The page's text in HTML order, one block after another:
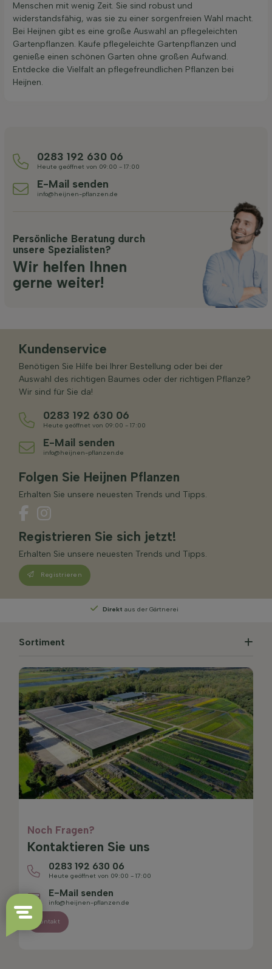
Menschen mit wenig Zeit. Sie sind robust und
widerstandsfähig, was sie zu einer sorgenfreien Wahl macht.
Bei Heijnen gibt es eine große Auswahl an pflegeleichten
Gartenpflanzen. Kaufe pflegeleichte Gartenpflanzen und
genieße einen schönen Garten ohne großen Aufwand.
Entdecke die Vielfalt an pflegefreundlichen Pflanzen bei
Heijnen.
0283 192 630 06
Heute geöffnet von 09:00 - 17:00
E-Mail senden
info@heijnen-pflanzen.de
Persönliche Beratung durch
unsere Spezialisten?
Wir helfen Ihnen
gerne weiter!
Kundenservice
Benötigen Sie Hilfe bei Ihrer Bestellung oder bei der
Auswahl des richtigen Baumes oder der richtigen Pflanze?
Wir sind für Sie da!
0283 192 630 06
Heute geöffnet von 09:00 - 17:00
E-Mail senden
info@heijnen-pflanzen.de
Folgen Sie Heijnen Pflanzen
Erhalten Sie unsere neuesten Trends und Tipps.
Registrieren Sie sich jetzt!
Erhalten Sie unsere neuesten Trends und Tipps.
Registrieren
Direkt aus der Gärtnerei
Sortiment
Noch Fragen?
Kontaktieren Sie uns
0283 192 630 06
Heute geöffnet von 09:00 - 17:00
E-Mail senden
info@heijnen-pflanzen.de
Kontakt